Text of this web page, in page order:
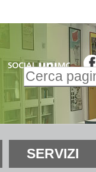
Inserire il
Ricerca
avanzata…
SERVIZI